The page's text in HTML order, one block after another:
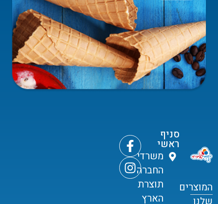
המוצרים
סניף
ראשי
משרדי
החברה
תוצרת
הארץ